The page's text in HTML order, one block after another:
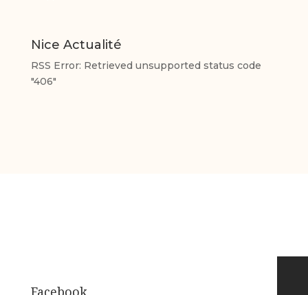
Nice Actualité
RSS Error: Retrieved unsupported status code
"406"
Facebook